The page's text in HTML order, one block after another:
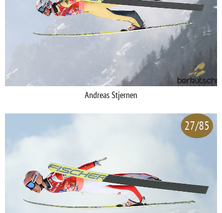
Andreas Stjernen
27/85